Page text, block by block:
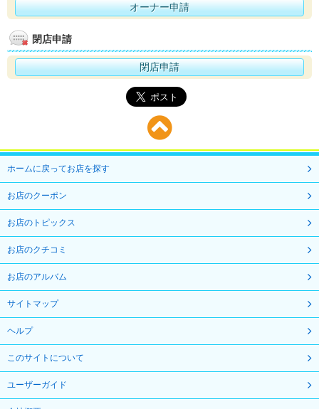
オーナー申請
閉店申請
閉店申請
ホームに戻ってお店を探す
お店のクーポン
お店のトピックス
お店のクチコミ
お店のアルバム
サイトマップ
ヘルプ
このサイトについて
ユーザーガイド